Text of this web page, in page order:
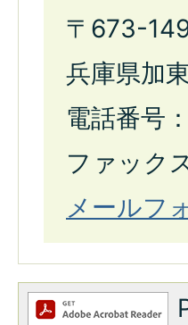
〒673-
兵庫県加
電話番号
ファック
メールフ